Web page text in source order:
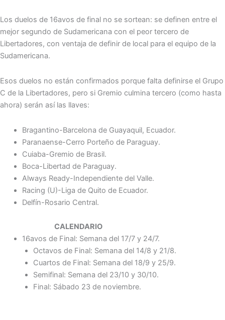
Los duelos de 16avos de final no se sortean: se definen entre el
mejor segundo de Sudamericana con el peor tercero de
Libertadores, con ventaja de definir de local para el equipo de la
Sudamericana.
Esos duelos no están confirmados porque falta definirse el Grupo
C de la Libertadores, pero si Gremio culmina tercero (como hasta
ahora) serán así las llaves:
Bragantino-Barcelona de Guayaquil, Ecuador.
Paranaense-Cerro Porteño de Paraguay.
Cuiaba-Gremio de Brasil.
Boca-Libertad de Paraguay.
Always Ready-Independiente del Valle.
Racing (U)-Liga de Quito de Ecuador.
Delfín-Rosario Central.
CALENDARIO
16avos de Final: Semana del 17/7 y 24/7.
Octavos de Final: Semana del 14/8 y 21/8.
Cuartos de Final: Semana del 18/9 y 25/9.
Semifinal: Semana del 23/10 y 30/10.
Final: Sábado 23 de noviembre.